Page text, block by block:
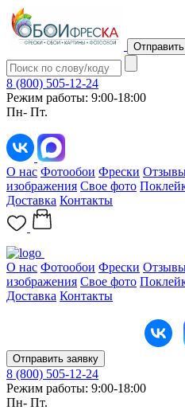
8 (800) 505-12-24
Режим работы: 9:00-18:00
Пн- Пт.
О нас Фотообои Фрески
изображения Свое фото
Доставка Контакты
О нас Фотообои Фрески
изображения Свое фото
Доставка Контакты
Отправить заявку
8 (800) 505-12-24
Режим работы: 9:00-18:00
Пн- Пт.